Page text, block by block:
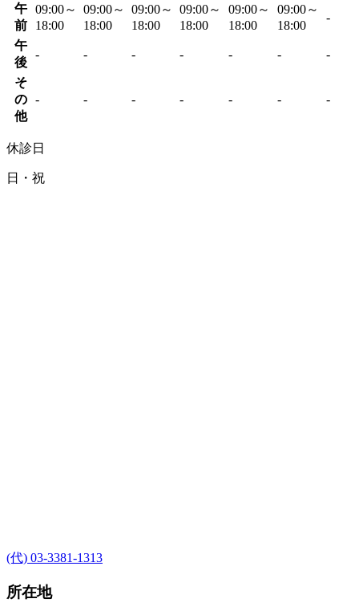
午
前
09:00～
18:00
09:00～
18:00
09:00～
18:00
09:00～
18:00
09:00～
18:00
09:00～
18:00
-
午
後
- - - - - - -
そ
の
他
- - - - - - -
休診日
日・祝
(代) 03-3381-1313
所在地